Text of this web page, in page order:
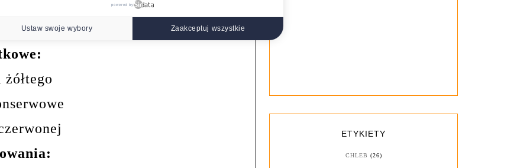
żółtego
ETYKIETY
CHLEB (26)
powered by
Ustaw swoje wybory Zaakceptuj wszystkie